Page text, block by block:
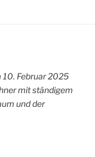
10. Februar 2025
mit ständigem
und der